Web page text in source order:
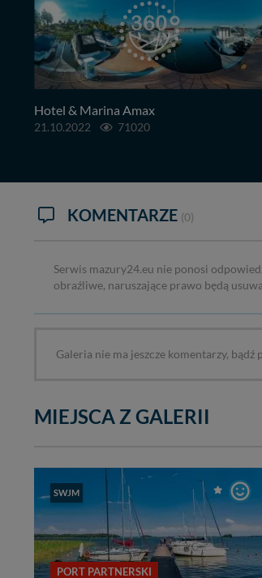
Hotel & Marina Amax
21.10.2022 71020
KOMENTARZE (0)
Serwis mazury24.eu nie ponosi
obraźliwe, naruszające prawo będą
Galeria nie ma jeszcze komentarzy, bądź
MIEJSCA Z GALERII
SWJM
PORT PARTNERSKI